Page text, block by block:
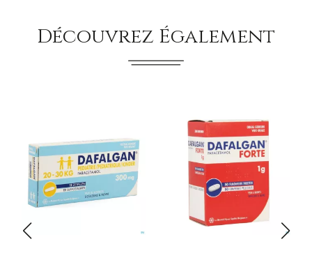
Découvrez Également